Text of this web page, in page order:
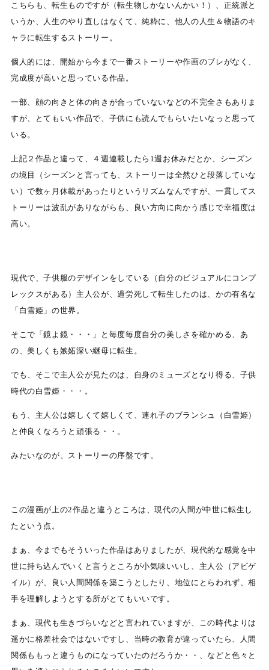
こちらも、転生ものですが（転生物しかないんかい！）、正統派と
いうか、人生のやり直しはなくて、純粋に、他人の人生＆物語のキ
ャラに転生するストーリー。
個人的には、開始から今まで一番ストーリーや作画のブレがなく、
完成度が高いと思っている作品。
一部、顔の向きと体の向きが合っていないなどの不完全さもありま
すが、とてもいい作品で、子供にも読んでもらいたいなっと思って
いる。
上記２作品と違って、４週連載したら1週お休みだとか、シーズン
の境目（シーズンと言っても、ストーリーは全然ひと段落していな
い）で数ヶ月休載があったりというリズムなんですが、一貫してス
トーリーは波乱がありながらも、良い方向に向かう感じで幸福度は
高い。
現代で、子供服のデザインをしている（自分のビジュアルにコンプ
レックスがある）主人公が、過労死して転生したのは、かの有名な
「白雪姫」の世界。
そこで「鏡よ鏡・・・」と毎度毎度自分の美しさを確かめる、あ
の、美しくも嫉妬深い継母に転生。
でも、そこで主人公が見たのは、自身のミューズとなり得る、子供
時代の白雪姫・・・。
もう、主人公は嬉しくて嬉しくて、連れ子のブランシュ（白雪姫）
と仲良くなろうと頑張る・・。
みたいなのが、ストーリーの序盤です。
この漫画が上の2作品と違うところは、現代の人間が中世に転生し
たという点。
まぁ、今までもそういった作品はありましたが、現代的な感覚を中
世に持ち込んでいくと言うところが小気味いいし、主人公（アビゲ
イル）が、良い人間関係を築こうとしたり、地位にとらわれず、相
手を理解しようとする所がとてもいいです。
まぁ、現代も生きづらいなどと言われていますが、この時代よりは
遥かに格差社会ではないですし、当時の教育が違っていたら、人間
関係ももっと違うものになっていたのだろうか・・、などと色々と